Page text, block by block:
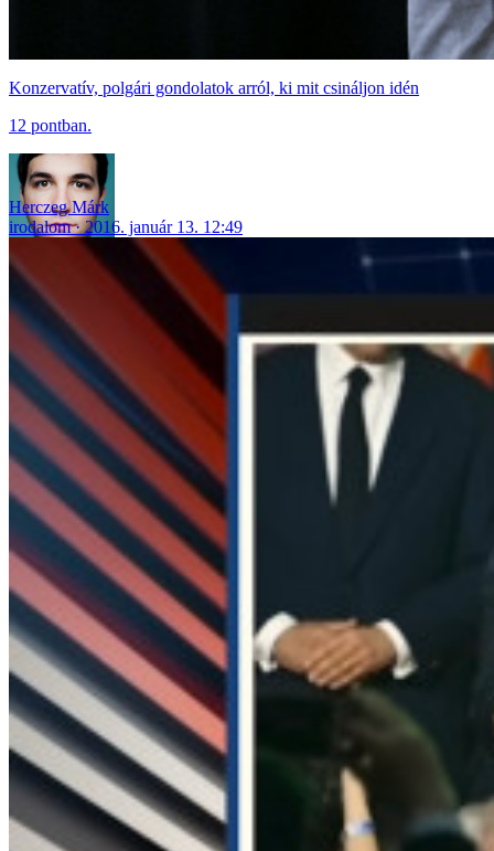
Konzervatív, polgári gondolatok arról, ki mit csináljon idén
12 pontban.
Herczeg Márk
irodalom
2016. január 13. 12:49